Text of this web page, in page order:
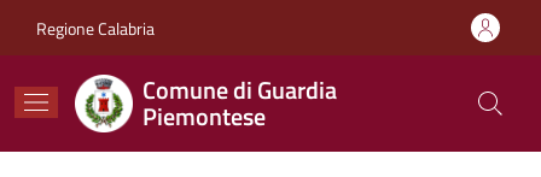
Regione Calabria
Comune di Guardia
Piemontese